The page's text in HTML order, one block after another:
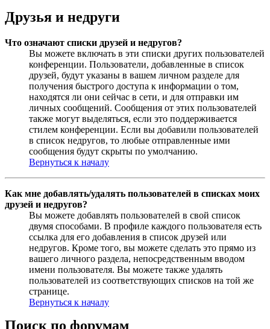
Друзья и недруги
Что означают списки друзей и недругов?
Вы можете включать в эти списки других пользователей
конференции. Пользователи, добавленные в список
друзей, будут указаны в вашем личном разделе для
получения быстрого доступа к информации о том,
находятся ли они сейчас в сети, и для отправки им
личных сообщений. Сообщения от этих пользователей
также могут выделяться, если это поддерживается
стилем конференции. Если вы добавили пользователей
в список недругов, то любые отправленные ими
сообщения будут скрыты по умолчанию.
Вернуться к началу
Как мне добавлять/удалять пользователей в списках моих
друзей и недругов?
Вы можете добавлять пользователей в свой список
двумя способами. В профиле каждого пользователя есть
ссылка для его добавления в список друзей или
недругов. Кроме того, вы можете сделать это прямо из
вашего личного раздела, непосредственным вводом
имени пользователя. Вы можете также удалять
пользователей из соответствующих списков на той же
странице.
Вернуться к началу
Поиск по форумам